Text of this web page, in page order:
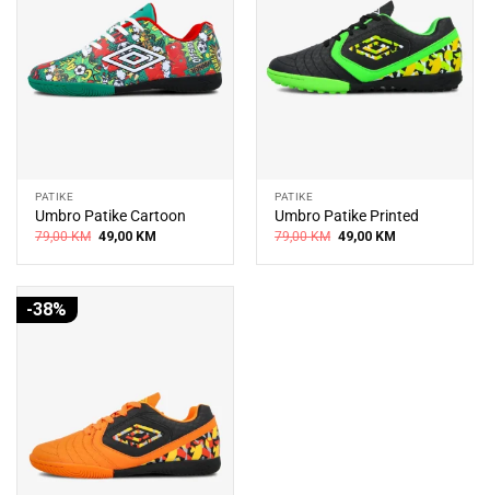
PATIKE
Umbro Patike Cartoon
79,00KM Original
price
was:
49,00 KMCurrent
is:
PATIKE
Umbro Patike Printed
79,00KM Original
price
was:
49,00 KMCurrent
is:
-38%